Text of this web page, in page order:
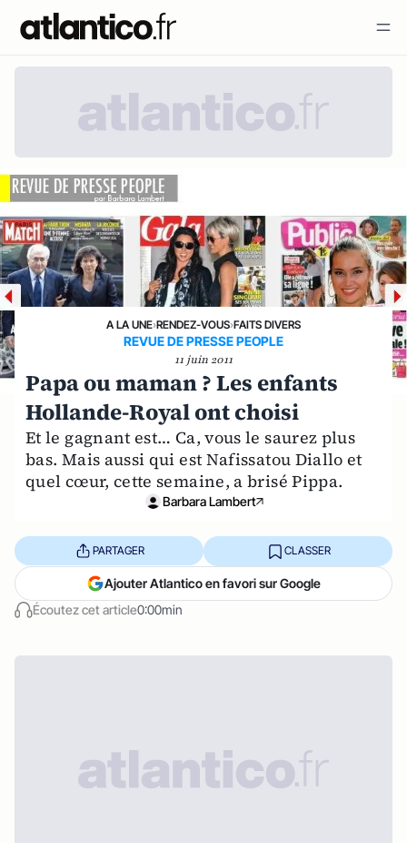
A LA UNE›RENDEZ-VOUS›FAITS DIVERS
REVUE DE PRESSE PEOPLE
11 juin 2011
Papa ou maman ? Les enfants
Hollande-Royal ont choisi
Et le gagnant est… Ca, vous le saurez plus
bas. Mais aussi qui est Nafissatou Diallo et
quel cœur, cette semaine, a brisé Pippa.
Barbara Lambert
Écoutez cet article0:00min
PARTAGER CLASSER
Ajouter Atlantico en favori sur Google